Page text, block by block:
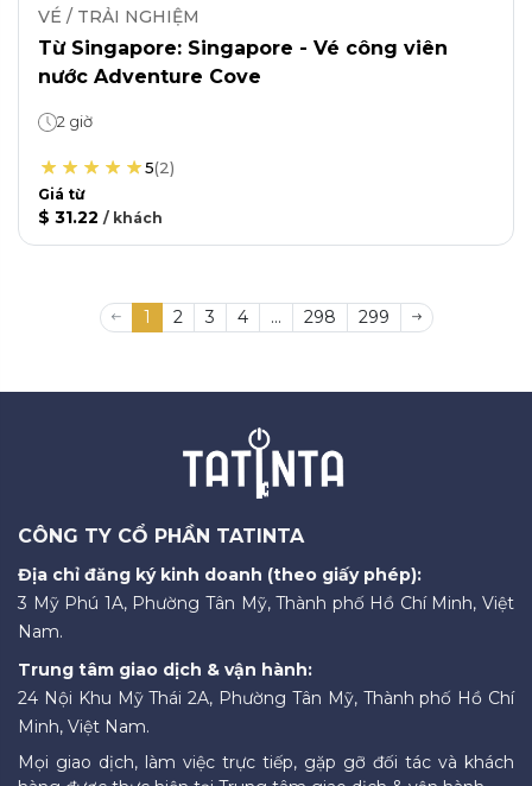
VÉ / TRẢI NGHIỆM
Từ Singapore: Singapore - Vé công viên
nước Adventure Cove
2 giờ
5(2)
Giá từ
$ 31.22 / khách
1 2 3 4 ... 298 299
CÔNG TY CỔ PHẦN TATINTA
Địa chỉ đăng ký kinh doanh (theo giấy phép):
3 Mỹ Phú 1A, Phường Tân Mỹ, Thành phố Hồ Chí Minh, Việt
Nam.
Trung tâm giao dịch & vận hành:
24 Nội Khu Mỹ Thái 2A, Phường Tân Mỹ, Thành phố Hồ Chí
Minh, Việt Nam.
Mọi giao dịch, làm việc trực tiếp, gặp gỡ đối tác và khách